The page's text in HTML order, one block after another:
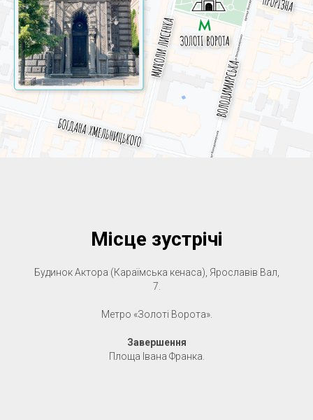
Місце зустрічі
Будинок Актора (Караїмська кенаса), Ярославів Вал,
7.
Метро «Золоті Ворота».
Завершення
Площа Івана Франка.